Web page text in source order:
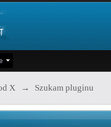
X → Szukam pluginu